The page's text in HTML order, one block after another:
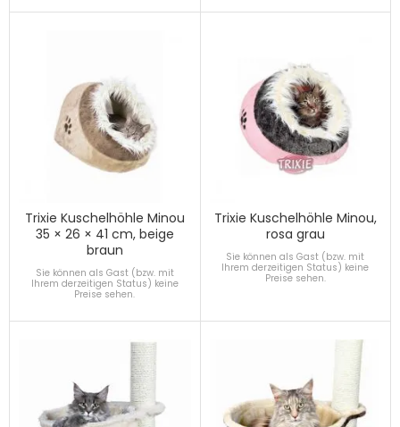
Trixie Kuschelhöhle Minou
35 × 26 × 41 cm, beige
braun
Sie können als Gast (bzw. mit
Ihrem derzeitigen Status) keine
Preise sehen.
Trixie Kuschelhöhle Minou,
rosa grau
Sie können als Gast (bzw. mit
Ihrem derzeitigen Status) keine
Preise sehen.